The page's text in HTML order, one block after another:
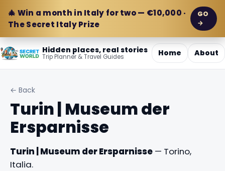
🎄 Win a month in Italy for two — €10,000 ·
The Secret Italy Prize
GO
→
Hidden places, real stories
Trip Planner & Travel Guides Home About
← Back
Turin | Museum der
Ersparnisse
Turin | Museum der Ersparnisse — Torino,
Italia.